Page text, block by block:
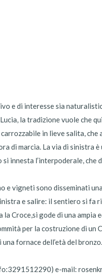
e di interesse sia
la tradizione vuole che
in lieve salita,
di marcia. La via di
innesta l’interpoderale,
e vigneti sono disseminati
e salire: il sentiero si fa
Croce,si gode di una
per la costruzione di
fornace dell’età del bronzo.
e-mail: